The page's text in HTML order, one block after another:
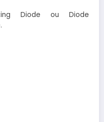
Diode ou Diode